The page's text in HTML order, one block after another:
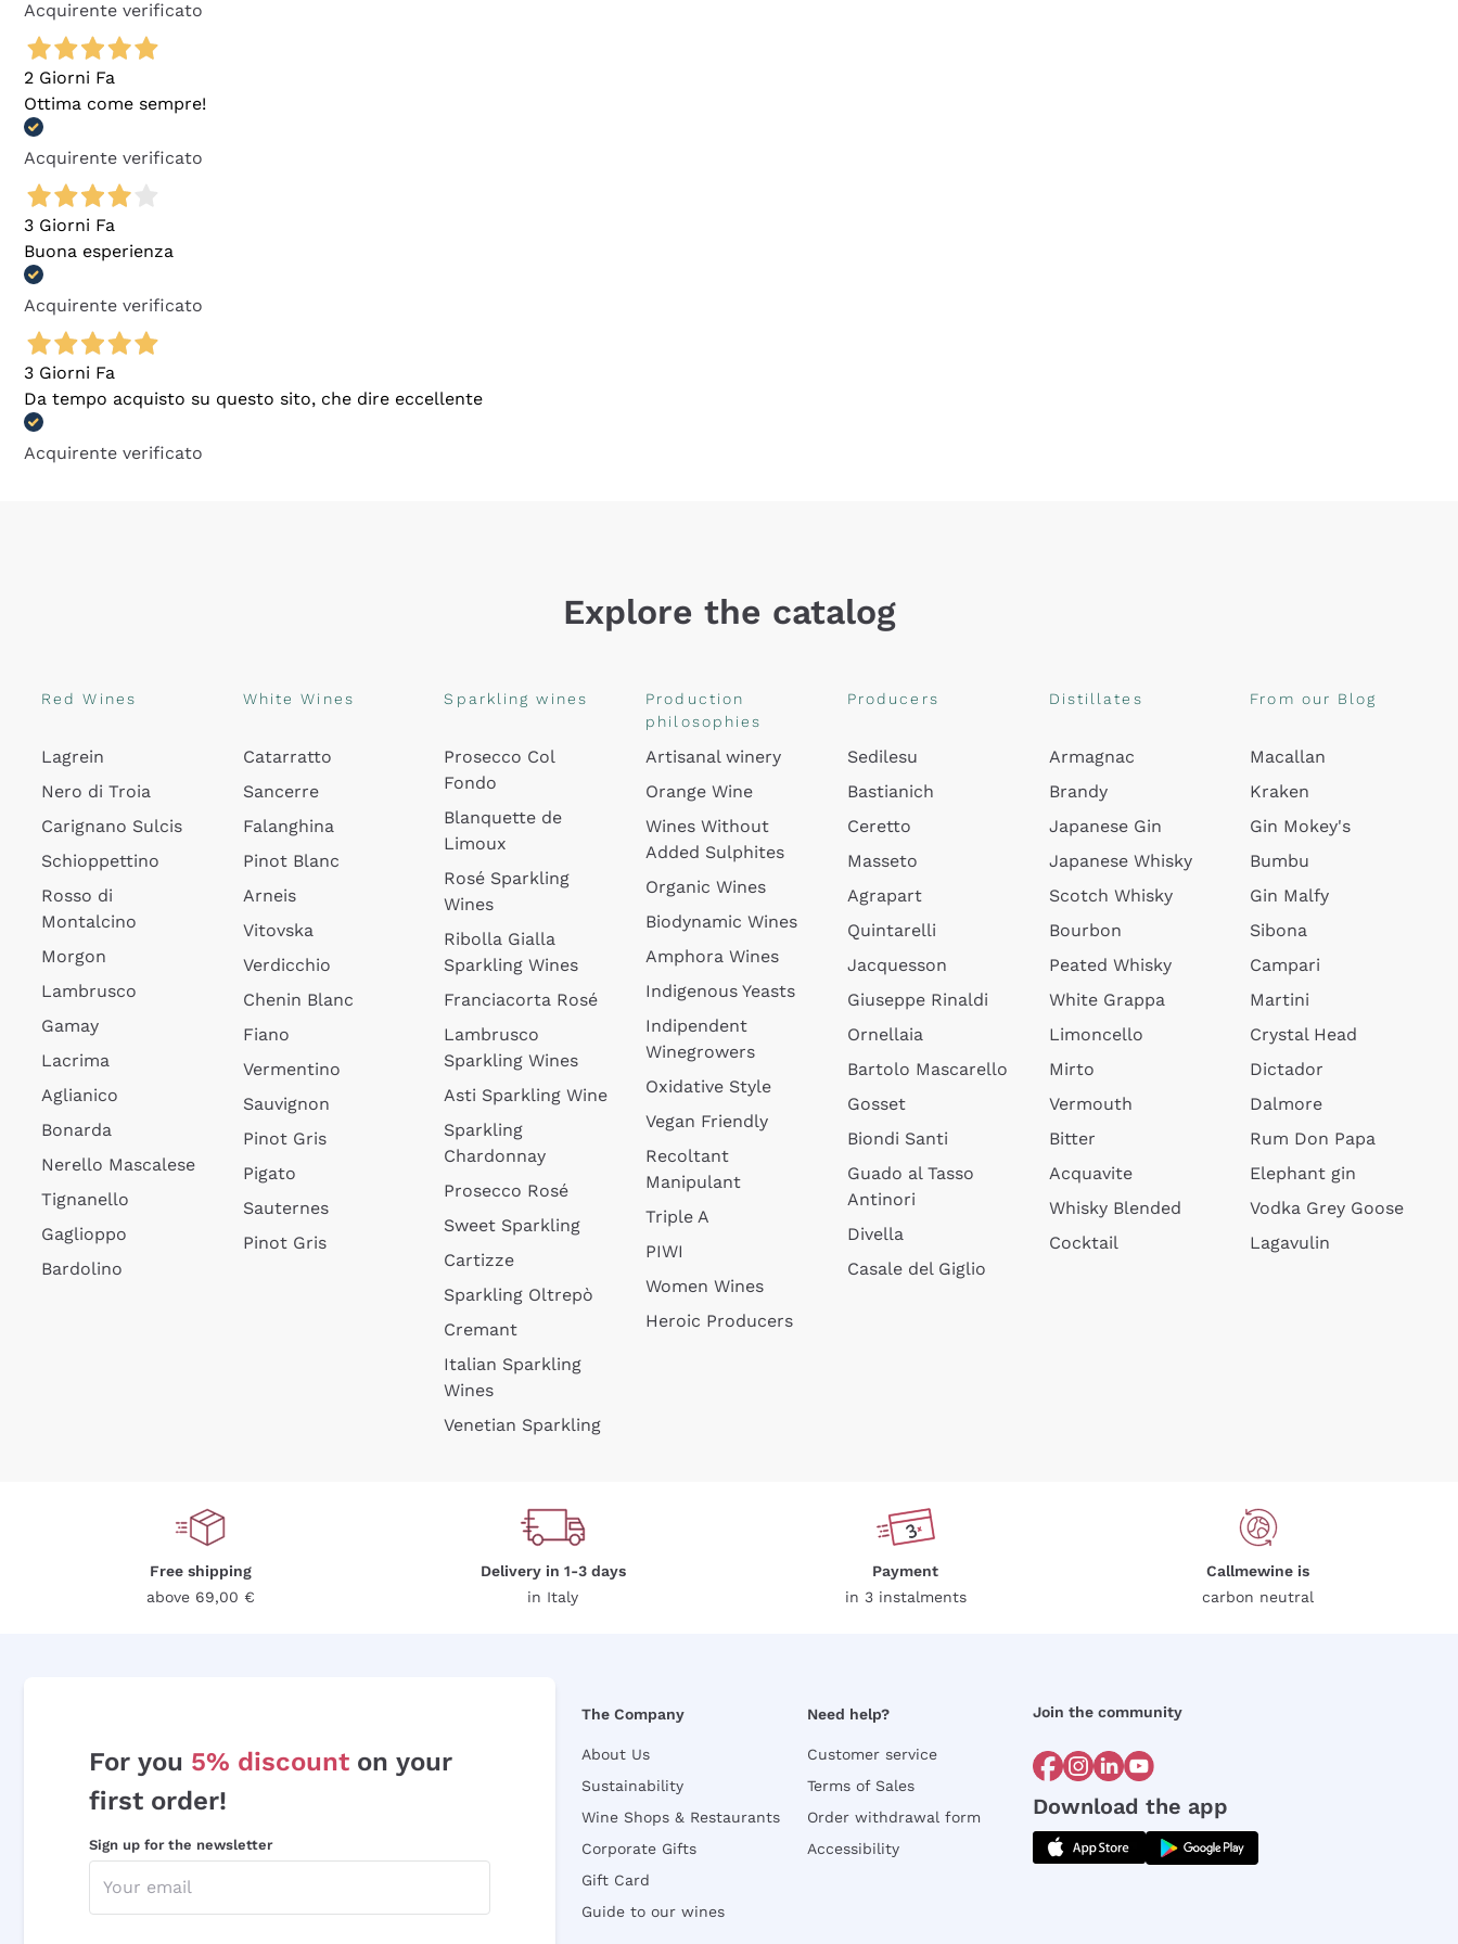
Acquirente verificato
2 Giorni Fa
Ottima come sempre!
Acquirente verificato
3 Giorni Fa
Buona esperienza
Acquirente verificato
3 Giorni Fa
Da tempo acquisto su questo sito, che dire eccellente
Acquirente verificato
Explore the catalog
Red Wines
Lagrein
Nero di Troia
Carignano Sulcis
Schioppettino
Rosso di
Montalcino
Morgon
Lambrusco
Gamay
Lacrima
Aglianico
Bonarda
Nerello Mascalese
Tignanello
Gaglioppo
Bardolino
White Wines
Catarratto
Sancerre
Falanghina
Pinot Blanc
Arneis
Vitovska
Verdicchio
Chenin Blanc
Fiano
Vermentino
Sauvignon
Pinot Gris
Pigato
Sauternes
Pinot Gris
Sparkling wines
Prosecco Col
Fondo
Blanquette de
Limoux
Rosé Sparkling
Wines
Ribolla Gialla
Sparkling Wines
Franciacorta Rosé
Lambrusco
Sparkling Wines
Asti Sparkling Wine
Sparkling
Chardonnay
Prosecco Rosé
Sweet Sparkling
Cartizze
Sparkling Oltrepò
Cremant
Italian Sparkling
Wines
Venetian Sparkling
Production
philosophies
Artisanal winery
Orange Wine
Wines Without
Added Sulphites
Organic Wines
Biodynamic Wines
Amphora Wines
Indigenous Yeasts
Indipendent
Winegrowers
Oxidative Style
Vegan Friendly
Recoltant
Manipulant
Triple A
PIWI
Women Wines
Heroic Producers
Producers
Sedilesu
Bastianich
Ceretto
Masseto
Agrapart
Quintarelli
Jacquesson
Giuseppe Rinaldi
Ornellaia
Bartolo Mascarello
Gosset
Biondi Santi
Guado al Tasso
Antinori
Divella
Casale del Giglio
Distillates
Armagnac
Brandy
Japanese Gin
Japanese Whisky
Scotch Whisky
Bourbon
Peated Whisky
White Grappa
Limoncello
Mirto
Vermouth
Bitter
Acquavite
Whisky Blended
Cocktail
From our Blog
Macallan
Kraken
Gin Mokey's
Bumbu
Gin Malfy
Sibona
Campari
Martini
Crystal Head
Dictador
Dalmore
Rum Don Papa
Elephant gin
Vodka Grey Goose
Lagavulin
Free shipping
above 69,00 €
Delivery in 1-3 days
in Italy
Payment
in 3 instalments
Callmewine is
carbon neutral
For you 5% discount on your
first order!
Sign up for the newsletter
The Company
About Us
Sustainability
Wine Shops & Restaurants
Corporate Gifts
Gift Card
Guide to our wines
Need help?
Customer service
Terms of Sales
Order withdrawal form
Accessibility
Join the community
Download the app